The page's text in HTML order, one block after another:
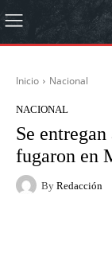
Inicio Nacional
NACIONAL
Se
fugaron en
By Redacción